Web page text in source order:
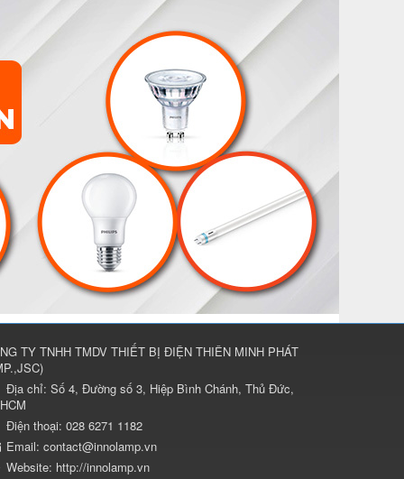
TY TNHH TMDV THIẾT BỊ ĐIỆN THIÊN MINH PHÁT
)
Địa chỉ: Số 4, Đường số 3, Hiệp Bình Chánh, Thủ Đức,
Điện thoại: 028 6271 1182
Email: contact@innolamp.vn
Website: http://innolamp.vn